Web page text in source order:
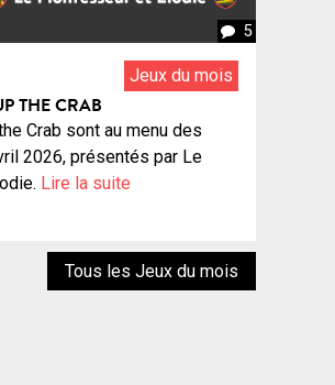
5
Jeux du mois
THE CRAB
Crab sont au menu des
2026, présentés par Le
Lire la suite
Tous les Jeux du mois